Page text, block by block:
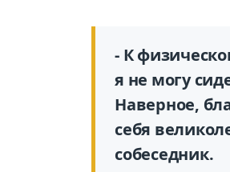
- К
я не могу
Наверное,
себя
собеседник.